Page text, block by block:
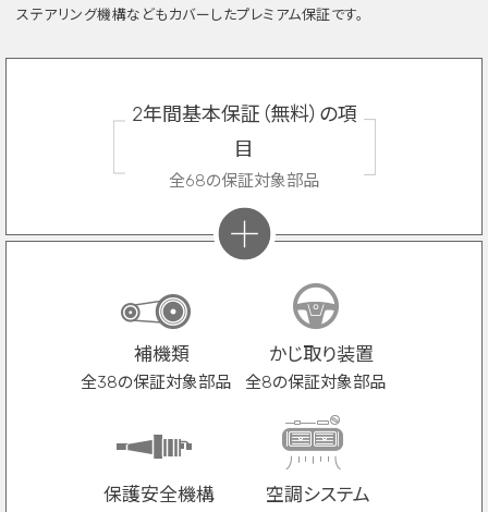
ステアリング機構などもカバーしたプレミアム保証です。
2年間基本保証（無料）の項
目
全68の保証対象部品
補機類
全38の保証対象部品
かじ取り装置
全8の保証対象部品
保護安全機構 空調システム